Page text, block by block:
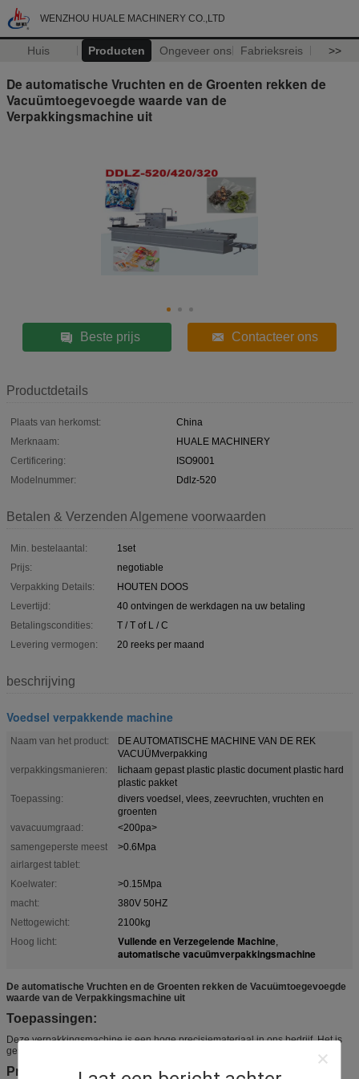
WENZHOU HUALE MACHINERY CO.,LTD
Huis Producten Ongeveer ons Fabrieksreis >>
De automatische Vruchten en de Groenten rekken de
Vacuümtoegevoegde waarde van de
Verpakkingsmachine uit
Beste prijs Contacteer ons
Productdetails
Plaats van herkomst:
China
Merknaam:
HUALE MACHINERY
Certificering:
ISO9001
Modelnummer:
Ddlz-520
Betalen & Verzenden Algemene voorwaarden
Min. bestelaantal:
1set
Prijs:
negotiable
Verpakking Details:
HOUTEN DOOS
Levertijd:
40 ontvingen de werkdagen na uw betaling
Betalingscondities:
T / T of L / C
Levering vermogen:
20 reeks per maand
beschrijving
Voedsel verpakkende machine
Naam van het product:
DE AUTOMATISCHE MACHINE VAN DE REK
VACUÜMverpakking
verpakkingsmanieren:
lichaam gepast plastic plastic document plastic hard
plastic pakket
Toepassing:
divers voedsel, vlees, zeevruchten, vruchten en
groenten
vavacuumgraad:
<200pa>
samengeperste meest
airlargest tablet:
>0.6Mpa
Koelwater:
>0.15Mpa
macht:
380V 50HZ
Nettogewicht:
2100kg
Hoog licht:
Vullende en Verzegelende Machine,
automatische vacuümverpakkingsmachine
De automatische Vruchten en de Groenten rekken de Vacuümtoegevoegde
waarde van de Verpakkingsmachine uit
Toepassingen:
Deze verpakkingsmachine is een hoge precisiemateriaal in ons bedrijf. Het is
geschikt voor allerlei zich filmdikte en het harde filmrek vormen.
Prestaties en kenmerk: